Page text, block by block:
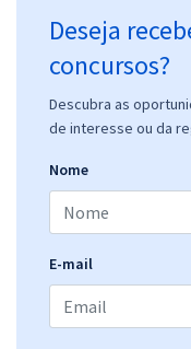
Deseja
concursos?
Descubra as
de interesse ou da
Nome
E-mail